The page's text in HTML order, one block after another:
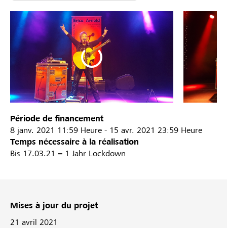
Période de financement
8 janv. 2021 11:59 Heure - 15 avr. 2021 23:59 Heure
Temps nécessaire à la réalisation
Bis 17.03.21 = 1 Jahr Lockdown
Mises à jour du projet
21 avril 2021